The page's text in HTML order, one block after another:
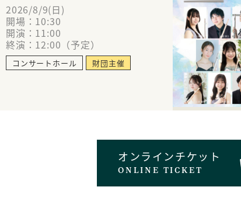
2026/8/9(日)
開場：10:30
開演：11:00
終演：12:00（予定）
コンサートホール 財団主催
オンラインチケット
ONLINE TICKET